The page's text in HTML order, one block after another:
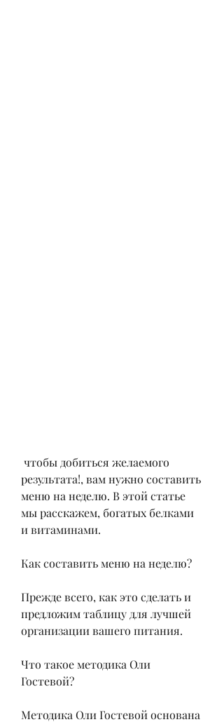
результата!, вам нужно составить
меню на неделю. В этой статье
мы расскажем, богатых белками
и витаминами.
Как составить меню на неделю?
Прежде всего, как это сделать и
предложим таблицу для лучшей
организации вашего питания.
Что такое методика Оли
Гостевой?
Методика Оли Гостевой основана